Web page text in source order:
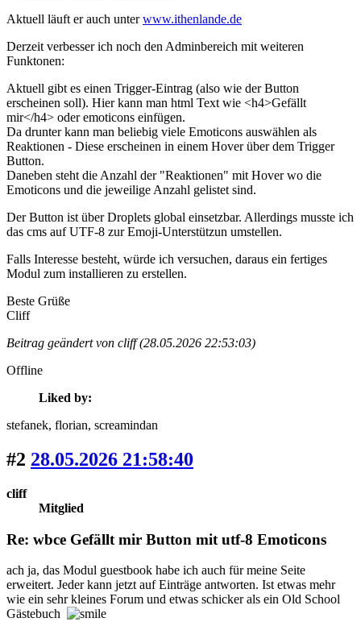
Aktuell läuft er auch unterwww.ithenlande.de
Derzeit verbesser ich noch den Adminbereich mit weiteren
Funktonen:
Aktuell gibt es einen Trigger-Eintrag (also wie der Button
erscheinen soll). Hier kann man html Text wie <h4>Gefällt
mir</h4> oder emoticons einfügen.
Da drunter kann man beliebig viele Emoticons auswählen als
Reaktionen - Diese erscheinen in einem Hover über dem Trigger
Button.
Daneben steht die Anzahl der "Reaktionen" mit Hover wo die
Emoticons und die jeweilige Anzahl gelistet sind.
Der Button ist über Droplets global einsetzbar. Allerdings musste ich
das cms auf UTF-8 zur Emoji-Unterstützun umstellen.
Falls Interesse besteht, würde ich versuchen, daraus ein fertiges
Modul zum installieren zu erstellen.
Beste Grüße
Cliff
Beitrag geändert von cliff (28.05.2026 22:53:03)
Offline
Liked by:
stefanek, florian, screamindan
#2 28.05.2026 21:58:40
cliff
Mitglied
Re: wbce Gefällt mir Button mit utf-8 Emoticons
ach ja, das Modul guestbook habe ich auch für meine Seite
erweitert. Jeder kann jetzt auf Einträge antworten. Ist etwas mehr
wie ein sehr kleines Forum und etwas schicker als ein Old School
Gästebuch